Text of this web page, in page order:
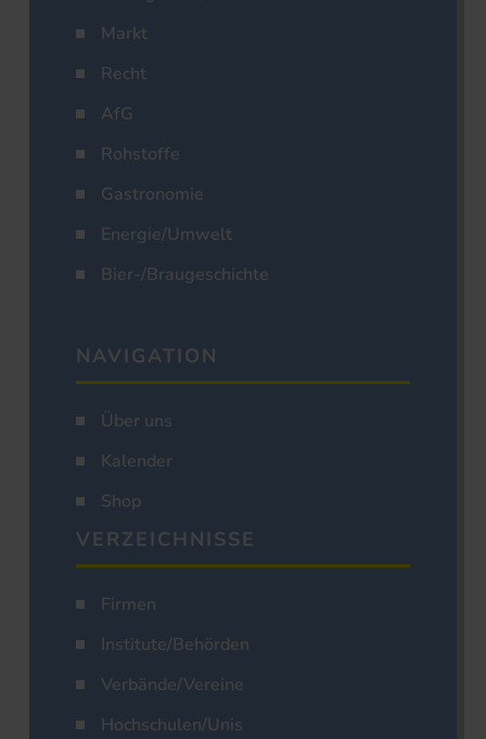
Markt
Recht
AfG
Rohstoffe
Gastronomie
Energie/Umwelt
Bier-/Braugeschichte
NAVIGATION
Über uns
Kalender
Shop
VERZEICHNISSE
Firmen
Institute/Behörden
Verbände/Vereine
Hochschulen/Unis